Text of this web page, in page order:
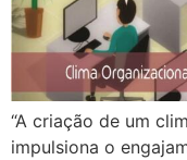
“A criação de um
impulsiona o